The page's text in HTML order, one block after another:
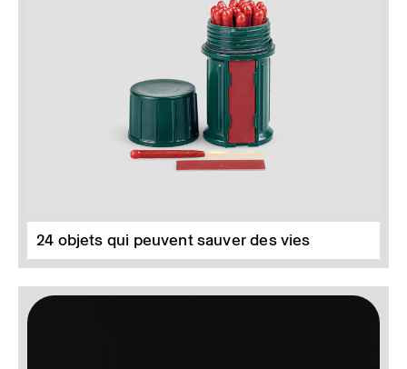
24 objets qui peuvent sauver des vies